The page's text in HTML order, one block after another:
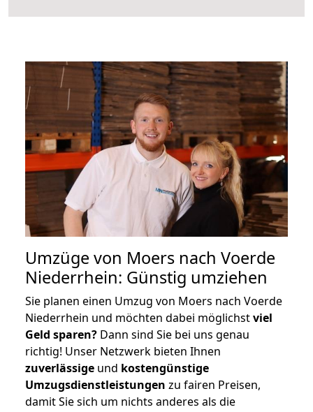
Umzüge von Moers nach Voerde
Niederrhein: Günstig umziehen
Sie planen einen Umzug von Moers nach Voerde
Niederrhein und möchten dabei möglichstviel
Geld sparen? Dann sind Sie bei uns genau
richtig! Unser Netzwerk bieten Ihnen
zuverlässige und kostengünstige
Umzugsdienstleistungen zu fairen Preisen,
damit Sie sich um nichts anderes als die